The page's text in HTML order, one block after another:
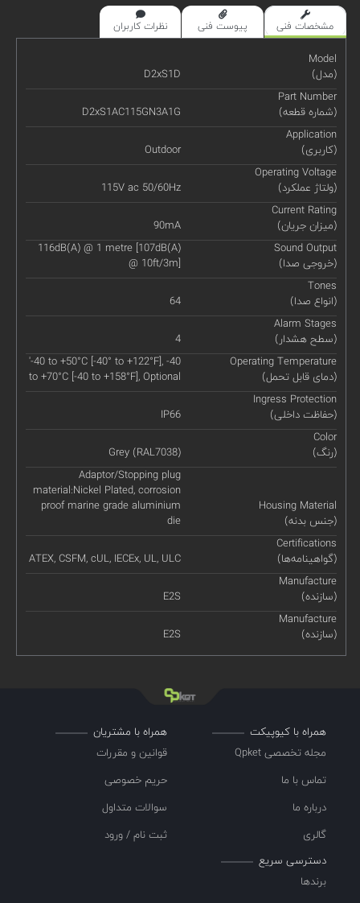
مشخصات فنی پیوست فنی نظرات کاربران
Model
(مدل)
D2xS1D
Part Number
(شماره قطعه)
D2xS1AC115GN3A1G
Application
(کاربری)
Outdoor
Operating Voltage
(ولتاژ عملکرد)
115V ac 50/60Hz
Current Rating
(میزان جریان)
90mA
Sound Output
(خروجی صدا)
116dB(A) @ 1 metre [107dB(A)
@ 10ft/3m]
Tones
(انواع صدا)
64
Alarm Stages
(سطح هشدار)
4
Operating Temperature
(دمای قابل تحمل)
'-40 to +50°C [-40° to +122°F], -40
to +70°C [-40 to +158°F], Optional
Ingress Protection
(حفاظت داخلی)
IP66
Color
(رنگ)
Grey (RAL7038)
Housing Material
(جنس بدنه)
Adaptor/Stopping plug
material:Nickel Plated, corrosion
proof marine grade aluminium
die
Certifications
(گواهینامه‌ها)
ATEX, CSFM, cUL, IECEx, UL, ULC
Manufacture
(سازنده)
E2S
Manufacture
(سازنده)
E2S
همراه با کیوپیکت
مجله تخصصی Qpket
تماس با ما
درباره ما
گالری
همراه با مشتریان
قوانین و مقررات
حریم خصوصی
سوالات متداول
ثبت نام / ورود
دسترسی سریع
برندها